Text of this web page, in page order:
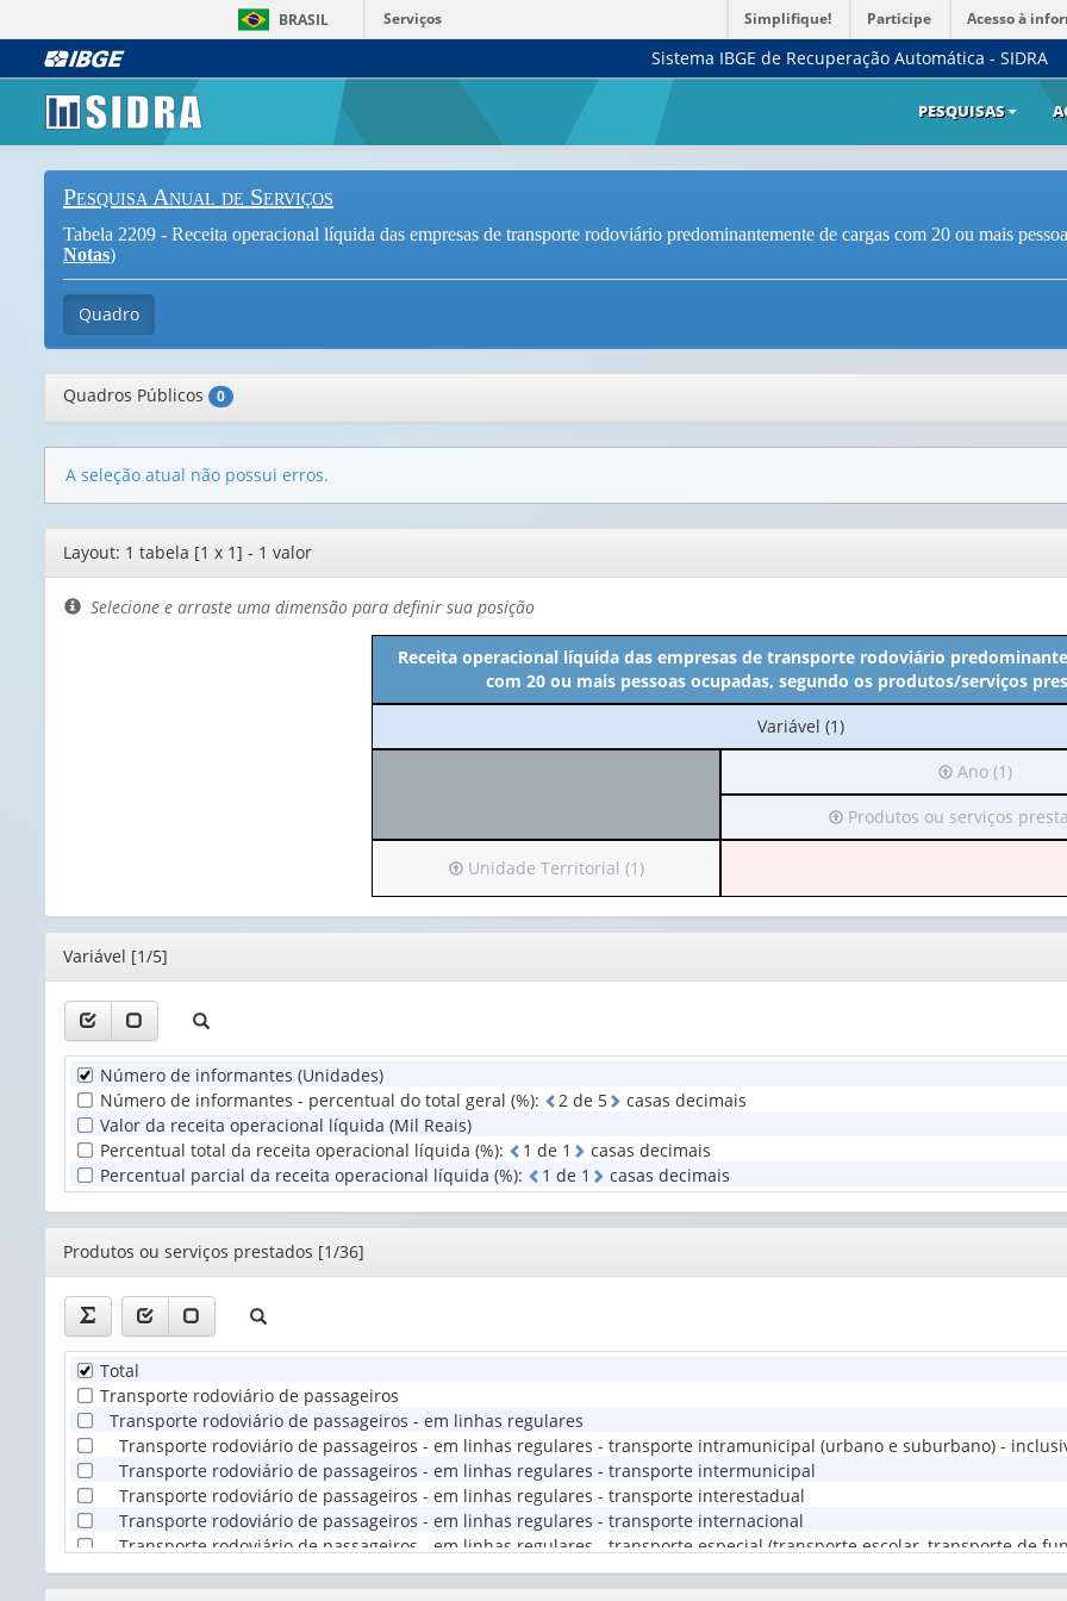
BRASIL Serviços Simplifique! Participe Acesso à
Sistema IBGE de Recuperação Automática - SIDRA
PESQUISAS
Pesquisa Anual de Serviços
Tabela 2209 - Receita operacional líquida das empresas de transporte rodoviário predominantemente de cargas com 20 ou mais
Notas)
Quadro
Quadros Públicos 0
A seleção atual não possui erros.
Editor
de
layout
Layout: 1 tabela [1 x 1] - 1 valor
Selecione e arraste uma dimensão para definir sua posição
Receita operacional líquida das empresas de transporte rodoviário
com 20 ou mais pessoas ocupadas, segundo os produtos/serviços
No
cabeçalho:
(1)
Variável (1)
Irá
para
o
cabeçalho
1
valor):
Ano
Ano (1)
Irá
para
(possui
apenas
valor):
ou
Produtos ou serviços
Irá
para
o
cabeçalho
apenas
Territorial
(1)
Unidade Territorial (1)
Editor
Variável [1/5]
Número de informantes (Unidades)
Número de informantes - percentual do total geral (%): 2 de 5
casas decimais
Valor da receita operacional líquida (Mil Reais)
Percentual total da receita operacional líquida (%): 1 de 1
casas decimais
Percentual parcial da receita operacional líquida (%): 1 de 1 casas decimais
Editor
Produtos ou serviços prestados [1/36]
Total
Transporte rodoviário de passageiros
Transporte rodoviário de passageiros - em linhas regulares
Transporte rodoviário de passageiros - em linhas regulares - transporte intramunicipal (urbano e suburbano) -
Transporte rodoviário de passageiros - em linhas regulares - transporte intermunicipal
Transporte rodoviário de passageiros - em linhas regulares - transporte interestadual
Transporte rodoviário de passageiros - em linhas regulares - transporte internacional
Transporte rodoviário de passageiros - em linhas regulares - transporte especial (transporte escolar, transporte de
Transporte rodoviário de passageiros - em linhas não-regulares
Transporte rodoviário de passageiros - em linhas não-regulares - serviços de táxi (inclusive mototáxi)